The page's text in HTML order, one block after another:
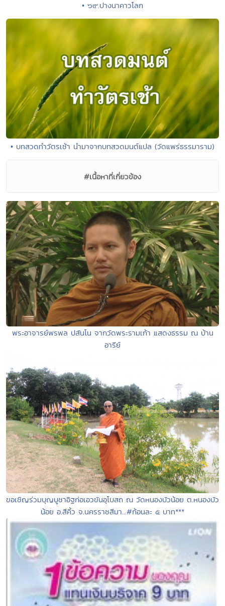
• ๖๙.ปางนาคาวโลก
• บทสวดทำวัตรเช้า นำมาจากบทสวดมนต์แปล (วัดแพร่ธรรมาราม)
#เนื้อหาที่เกี่ยวข้อง
พระอาจารย์พรพล ปสันโน จากวัดพระรามเก้า แสดงธรรม ณ บ้าน
อารีย์
ขอเชิญร่วมบุญบูชาอิฐก่อเอวขันอุโบสถ ณ วัดหนองบัวน้อย ต.หนองบัว
น้อย อ.สีคิ้ว จ.นครราชสีมา...#ก้อนละ ๕ บาท***